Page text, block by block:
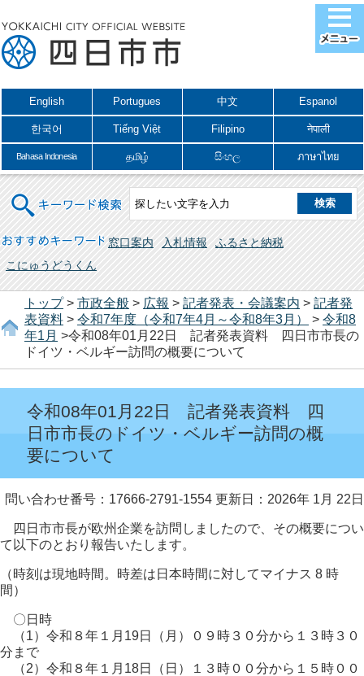
English Portugues 中文 Espanol
한국어 Tiếng Việt Filipino नेपाली
Bahasa Indonesia தமிழ் සිංහල ภาษาไทย
キーワード検索
おすすめキーワード 窓口案内 入札情報
ふるさと納税
こにゅうどうくん
トップ> 市政全般 > 広報 > 記者発表・会議案内 > 記者発
表資料 > 令和7年度（令和7年4月～令和8年3月） > 令和8
年1月 >令和08年01月22日 記者発表資料 四日市市長の
ドイツ・ベルギー訪問の概要について
令和08年01月22日 記者発表資料 四
日市市長のドイツ・ベルギー訪問の概
要について
問い合わせ番号：17666-2791-1554 更新日：2026年 1月 22日
四日市市長が欧州企業を訪問しましたので、その概要につい
て以下のとおり報告いたします。
（時刻は現地時間。時差は日本時間に対してマイナス 8 時
間）
〇日時
（1）令和８年１月19日（月）０９時３０分から１３時３０
分まで
（2）令和８年１月18日（日）１３時００分から１５時００